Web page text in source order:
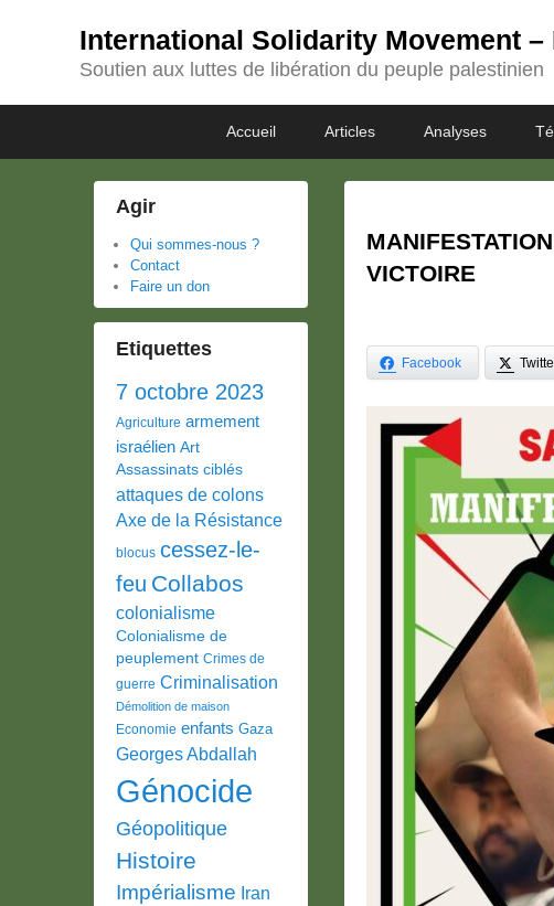
International Solidarity Movement –
Soutien aux luttes de libération du peuple palestinien
menu
Accueil Articles Analyses
VICTOIRE
Facebook
Agir
Qui sommes-nous ?
Contact
Faire un don
Etiquettes
7 octobre 2023
Agriculture armement
israélien Art
Assassinats ciblés
attaques de colons
Axe de la Résistance
blocus cessez-le-
feu Collabos
colonialisme
Colonialisme de
peuplement Crimes de
guerre Criminalisation
Démolition de maison
Economie enfants Gaza
Georges Abdallah
Génocide
Géopolitique
Histoire
Impérialisme Iran